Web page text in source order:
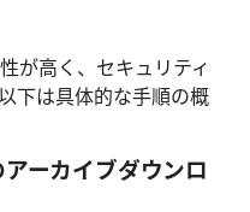
が高く、セキュリティ
下は具体的な手順の概
ーカイブダウンロ